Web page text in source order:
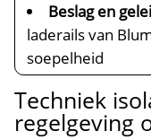
Beslag en
laderails van
soepelheid
Techniek
regelgeving